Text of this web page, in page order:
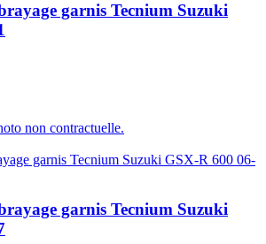
garnis Tecnium Suzuki
non contractuelle.
garnis Tecnium Suzuki